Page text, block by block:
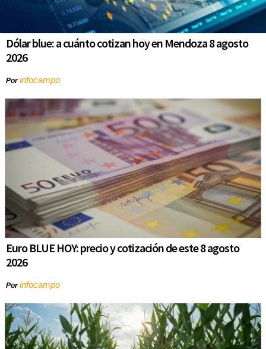
Dólar blue: a cuánto cotizan hoy en Mendoza 8 agosto
2026
Porinfocampo
Euro BLUE HOY: precio y cotización de este 8 agosto
2026
Porinfocampo